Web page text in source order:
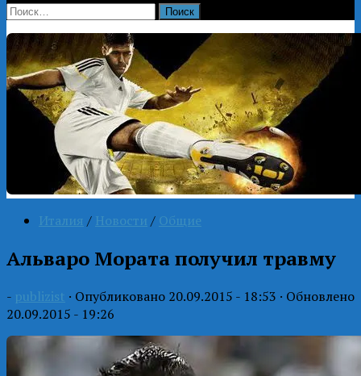
Найти:
Италия / Новости / Общие
Альваро Мората получил травму
- publizist · Опубликовано 20.09.2015 - 18:53 · Обновлено
20.09.2015 - 19:26